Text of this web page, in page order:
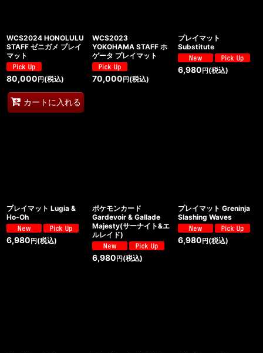
WCS2024 HONOLULU
STAFF ゼニガメ プレイ
マット
80,000 円 (税込)
カートに入れる
WCS2023
YOKOHAMA STAFF ホ
ゲータ プレイマット
70,000 円(税込)
プレイマット
Substitute
6,980 円(税込)
プレイマット Lugia &
Ho-Oh
6,980 円 (税込)
ポケモンカード
Gardevoir & Gallade
Majesty(サーナイト&エ
ルレイド)
6,980 円(税込)
プレイマット Greninja
Slashing Waves
6,980 円(税込)